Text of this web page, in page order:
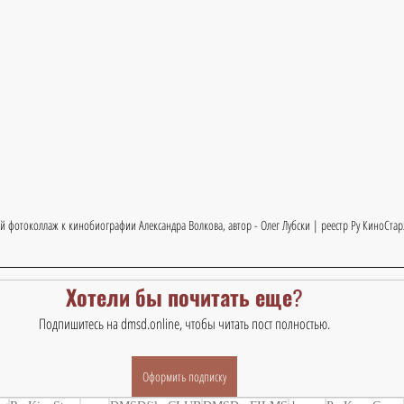
фотоколлаж к кинобиографии Александра Волкова, автор - Олег Лубски | реестр Ру
Хотели бы почитать еще?
Подпишитесь на dmsd.online, чтобы читать пост полностью.
Оформить подписку